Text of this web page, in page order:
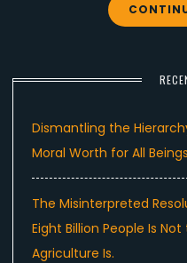
Dismantling the
Moral Worth for All Beings
The Misinterpreted
Eight Billion People Is
Agriculture Is.